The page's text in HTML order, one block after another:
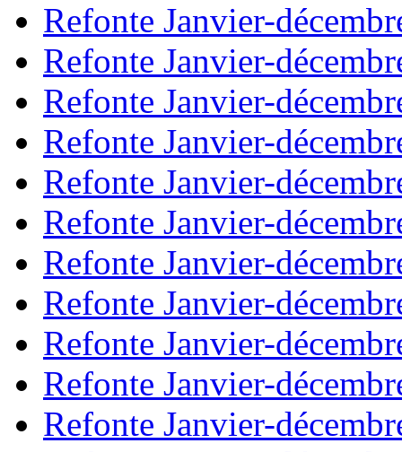
Refonte Janvier-
Refonte Janvier-
Refonte Janvier-
Refonte Janvier-
Refonte Janvier-
Refonte Janvier-
Refonte Janvier-
Refonte Janvier-
Refonte Janvier-
Refonte Janvier-
Refonte Janvier-